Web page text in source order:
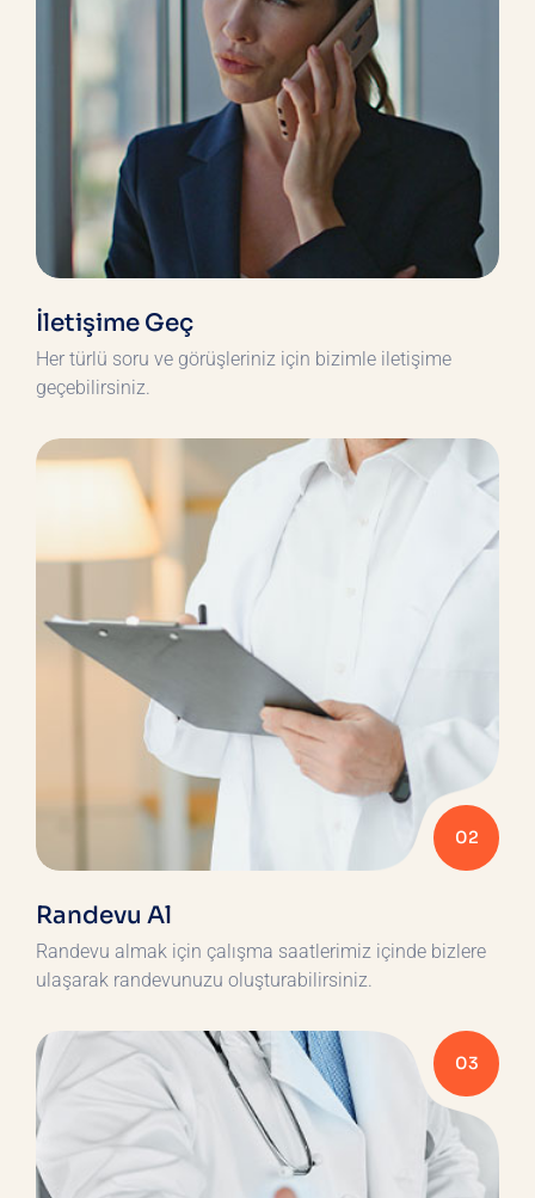
İletişime Geç
Her türlü soru ve görüşleriniz için bizimle iletişime
geçebilirsiniz.
02
Randevu Al
Randevu almak için çalışma saatlerimiz içinde bizlere
ulaşarak randevunuzu oluşturabilirsiniz.
03